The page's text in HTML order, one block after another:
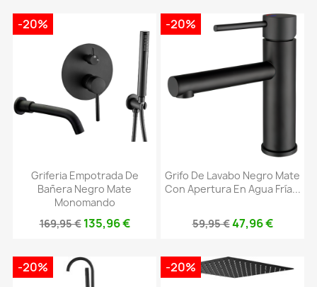
Griferia Empotrada De
Bañera Negro Mate
Monomando
169,95 € 135,96 €
-20%
Grifo De Lavabo Negro Mate
Con Apertura En Agua Fría...
59,95 €47,96 €
-20%
-20% -20%